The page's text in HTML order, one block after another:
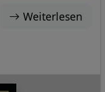
Weiterlesen